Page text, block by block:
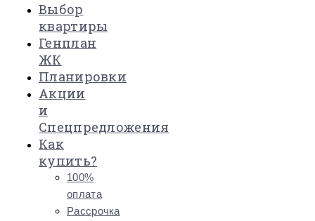
Выбор
квартиры
Генплан
ЖК
Планировки
Акции
и
Спецпредложения
Как
купить?
100%
оплата
Рассрочка